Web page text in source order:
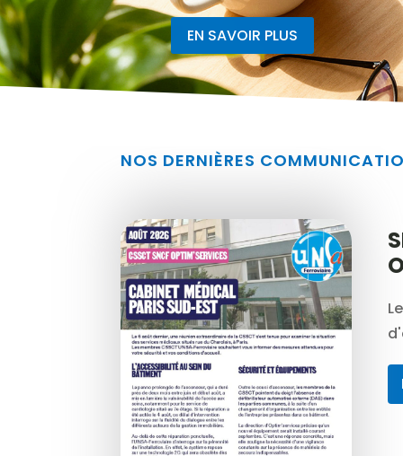
EN SAVOIR PLUS
NOS DERNIÈRES